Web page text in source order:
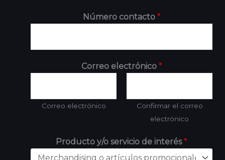
Número contacto *
Correo electrónico *
Correo electrónico
Confirmar el correo
electrónico
Producto y/o servicio de interés*